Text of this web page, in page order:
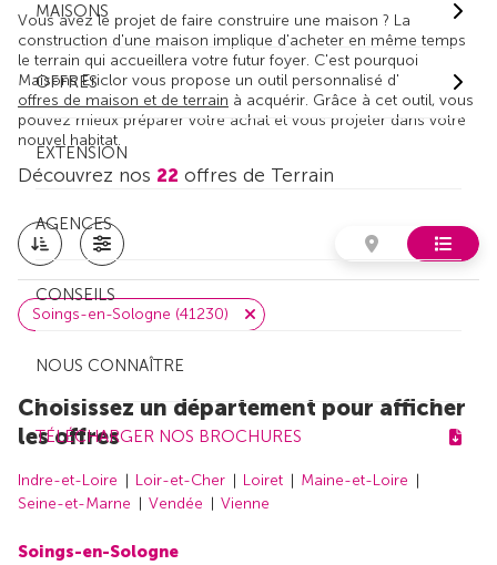
MAISONS
OFFRES
EXTENSION
AGENCES
CONSEILS
NOUS CONNAÎTRE
TÉLÉCHARGER NOS BROCHURES
Vous avez le projet de faire construire une maison ? La
construction d'une maison implique d'acheter en même temps
le terrain qui accueillera votre futur foyer. C'est pourquoi
Maisons Ericlor vous propose un outil personnalisé d'
offres de maison et de terrain à acquérir. Grâce à cet outil, vous
pouvez mieux préparer votre achat et vous projeter dans votre
nouvel habitat.
Découvrez nos 22 offres de Terrain
Soings-en-Sologne (41230)
Choisissez un département pour afficher
les offres
Indre-et-Loire Loir-et-Cher Loiret
Maine-et-Loire
Seine-et-Marne
Vendée Vienne
Soings-en-Sologne